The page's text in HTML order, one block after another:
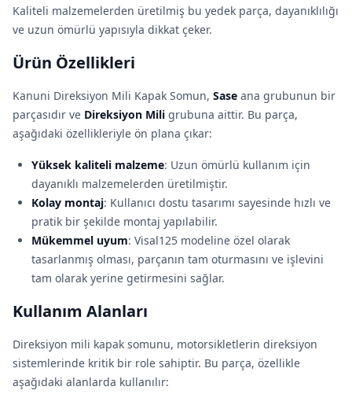
Kaliteli malzemelerden üretilmiş bu yedek parça, dayanıklılığı
ve uzun ömürlü yapısıyla dikkat çeker.
Ürün Özellikleri
Kanuni Direksiyon Mili Kapak Somun, Sase ana grubunun bir
parçasıdır ve Direksiyon Mili grubuna aittir. Bu parça,
aşağıdaki özellikleriyle ön plana çıkar:
Yüksek kaliteli malzeme: Uzun ömürlü kullanım için
dayanıklı malzemelerden üretilmiştir.
Kolay montaj: Kullanıcı dostu tasarımı sayesinde hızlı ve
pratik bir şekilde montaj yapılabilir.
Mükemmel uyum: Visal125 modeline özel olarak
tasarlanmış olması, parçanın tam oturmasını ve işlevini
tam olarak yerine getirmesini sağlar.
Kullanım Alanları
Direksiyon mili kapak somunu, motorsikletlerin direksiyon
sistemlerinde kritik bir role sahiptir. Bu parça, özellikle
aşağıdaki alanlarda kullanılır: